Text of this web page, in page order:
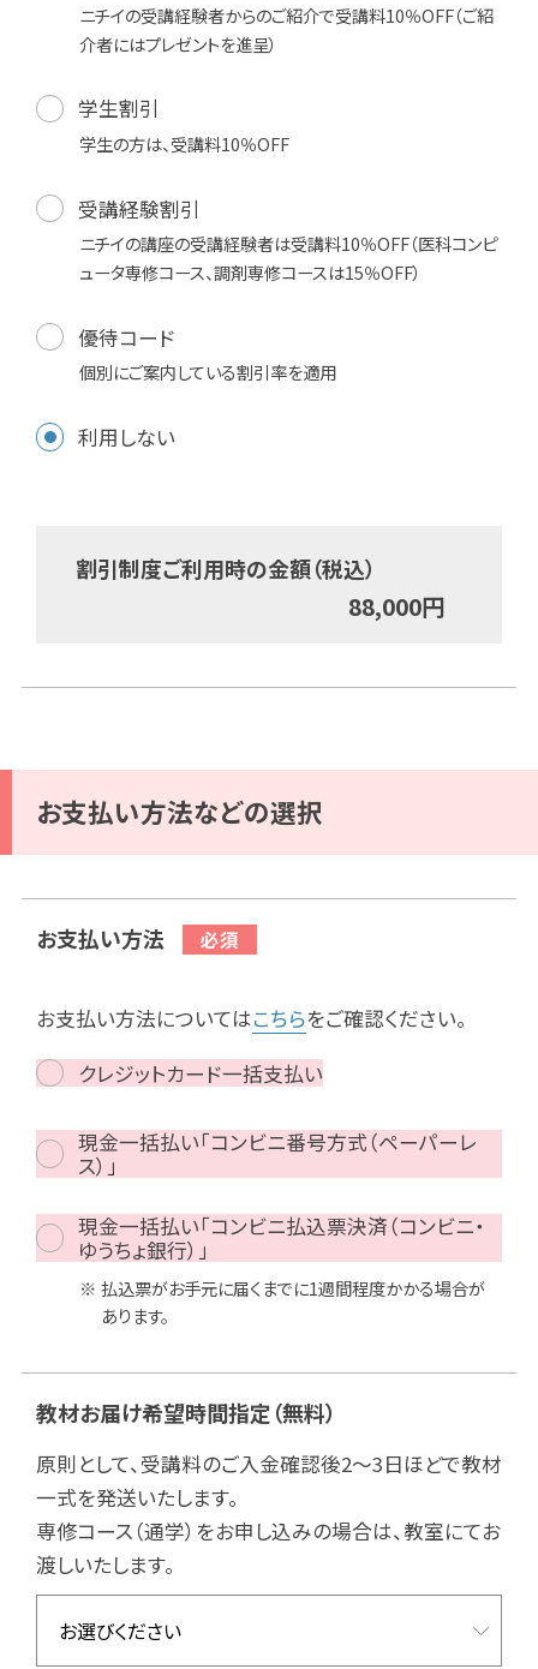
ニチイの受講経験者からのご紹介で受講料10％OFF（ご紹
介者にはプレゼントを進呈）
学生割引
学生の方は、受講料10％OFF
受講経験割引
ニチイの講座の受講経験者は受講料10％OFF（医科コンピ
ュータ専修コース、調剤専修コースは15％OFF）
優待コード
個別にご案内している割引率を適用
利用しない
割引制度ご利用時の金額（税込）
88,000円
お支払い方法などの選択
お支払い方法
お支払い方法についてはこちらをご確認ください。
クレジットカード一括支払い
現金一括払い「コンビニ番号方式（ペーパーレ
ス）」
現金一括払い「コンビニ払込票決済（コンビニ・
ゆうちょ銀行）」
払込票がお手元に届くまでに1週間程度かかる場合が
あります。
教材お届け希望時間指定（無料）
原則として、受講料のご入金確認後2～3日ほどで教材
一式を発送いたします。
専修コース（通学）をお申し込みの場合は、教室にてお
渡しいたします。